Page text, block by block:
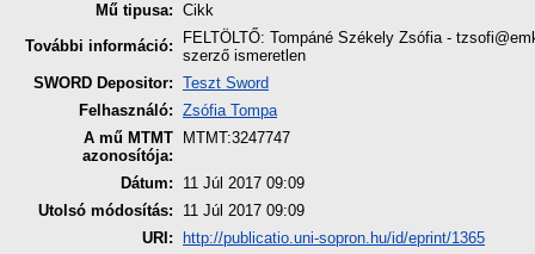
Mű tipusa: Cikk
További információ:
FELTÖLTŐ: Tompáné Székely Zsófia -
szerző ismeretlen
SWORD Depositor: Teszt Sword
Felhasználó: Zsófia Tompa
A mű MTMT
azonosítója:
MTMT:3247747
Dátum:
11 Júl 2017 09:09
Utolsó módosítás:
11 Júl 2017 09:09
URI:
http://publicatio.uni-sopron.hu/id/eprint/1365